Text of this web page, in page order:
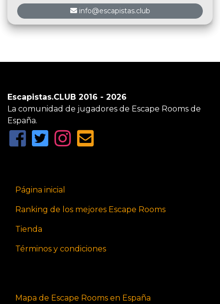
info@escapistas.club
Escapistas.CLUB 2016 - 2026
La comunidad de jugadores de Escape Rooms de
España.
Página inicial
Ranking de los mejores Escape Rooms
Tienda
Términos y condiciones
Mapa de Escape Rooms en España